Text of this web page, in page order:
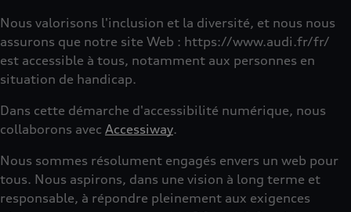
Nous valorisons l'inclusion et la diversité, et nous nous
assurons que notre site Web : https://www.audi.fr/fr/
est accessible à tous, notamment aux personnes en
situation de handicap.
Dans cette démarche d'accessibilité numérique, nous
collaborons avec Accessiway.
Nous sommes résolument engagés envers un web pour
tous. Nous aspirons, dans une vision à long terme et
responsable, à répondre pleinement aux exigences